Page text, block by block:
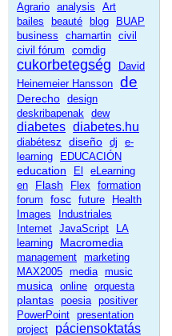
Agrario analysis
Art
bailes
beauté blog
BUAP
business
chamartin civil
civil fórum
comdig
cukorbetegség
David
Heinemeier Hansson de
Derecho design
deskribapenak dew
diabetes diabetes.hu
diabétesz diseño dj
e-
learning
EDUCACIÓN
education El
eLearning
en
Flash Flex
formation
forum
fosc future
Health
Images
Industriales
Internet JavaScript
LA
learning
Macromedia
management marketing
MAX2005 media music
musica online orquesta
plantas poesia positiver
PowerPoint presentation
project
páciensoktatás